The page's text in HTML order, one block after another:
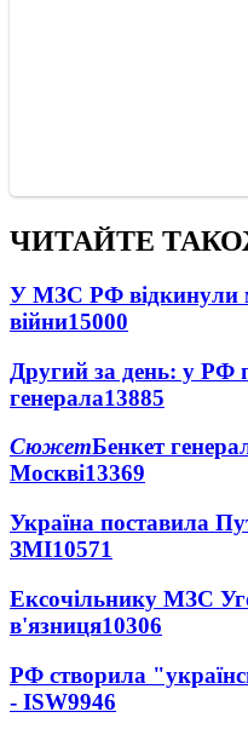
ЧИТАЙТЕ
У МЗС РФ відкинули
війни15000
Другий за день: у РФ
генерала13885
СюжетБенкет
Москві13369
Україна поставила
ЗМІ10571
Ексочільнику МЗС
в'язниця10306
РФ створила
- ISW9946